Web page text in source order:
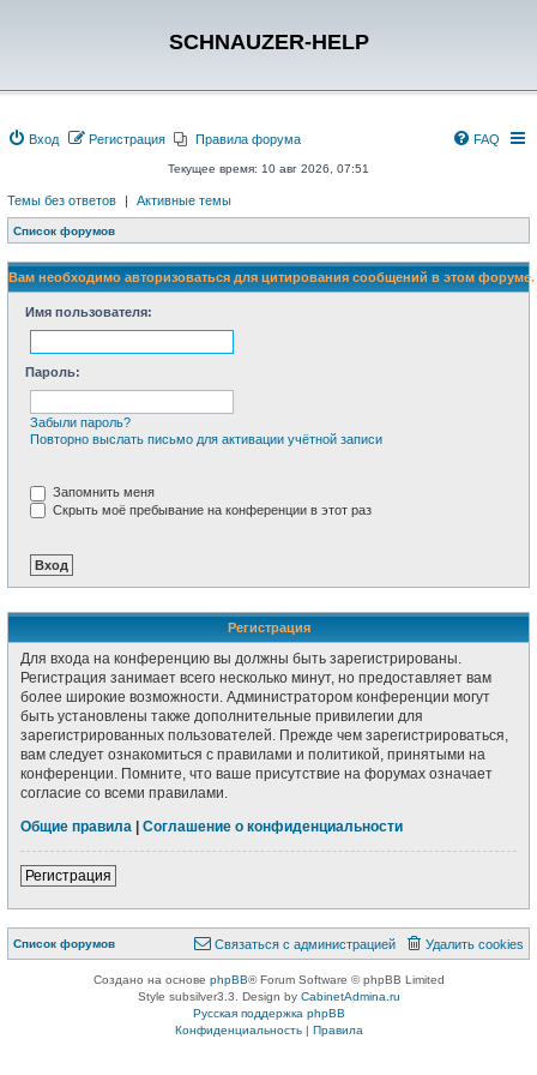
SCHNAUZER-HELP
Вход Регистрация Правила форума FAQ
Текущее время: 10 авг 2026, 07:51
Темы без ответов | Активные темы
Список форумов
Вам необходимо авторизоваться для цитирования сообщений в этом форуме.
Имя пользователя:
Пароль:
Забыли пароль?
Повторно выслать письмо для активации учётной записи
Запомнить меня
Скрыть моё пребывание на конференции в этот раз
Регистрация
Для входа на конференцию вы должны быть зарегистрированы.
Регистрация занимает всего несколько минут, но предоставляет вам
более широкие возможности. Администратором конференции могут
быть установлены также дополнительные привилегии для
зарегистрированных пользователей. Прежде чем зарегистрироваться,
вам следует ознакомиться с правилами и политикой, принятыми на
конференции. Помните, что ваше присутствие на форумах означает
согласие со всеми правилами.
Общие правила
Соглашение о конфиденциальности
Регистрация
Список форумов Удалить cookies
Связаться с администрацией
Создано на основе phpBB® Forum Software © phpBB Limited
Style subsilver3.3. Design by CabinetAdmina.ru
Русская поддержка phpBB
Конфиденциальность| Правила